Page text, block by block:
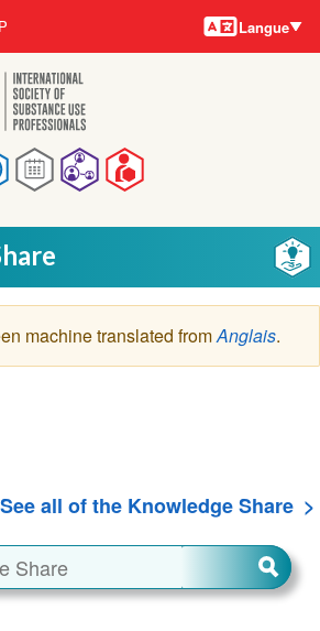
Langues
Langue
machine translated fromAnglais.
See all of the Knowledge Share